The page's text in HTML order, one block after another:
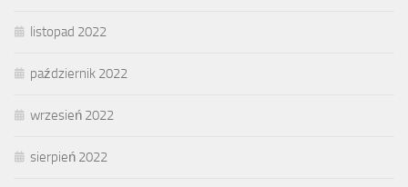
listopad 2022
październik 2022
wrzesień 2022
sierpień 2022